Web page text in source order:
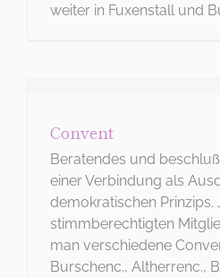
weiter in Fuxenstall und
Convent
Beratendes und
einer Verbindung als
demokratischen Prinzips.
stimmberechtigten
man verschiedene
Burschenc., Altherrenc.,
DIES IST